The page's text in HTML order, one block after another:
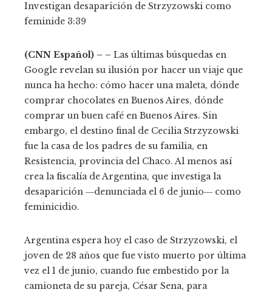
Investigan desaparición de Strzyzowski como
feminide 3:39
(CNN Español) – – Las últimas búsquedas en
Google revelan su ilusión por hacer un viaje que
nunca ha hecho: cómo hacer una maleta, dónde
comprar chocolates en Buenos Aires, dónde
comprar un buen café en Buenos Aires. Sin
embargo, el destino final de Cecilia Strzyzowski
fue la casa de los padres de su familia, en
Resistencia, provincia del Chaco. Al menos así
crea la fiscalía de Argentina, que investiga la
desaparición ―denunciada el 6 de junio― como
feminicidio.
Argentina espera hoy el caso de Strzyzowski, el
joven de 28 años que fue visto muerto por última
vez el 1 de junio, cuando fue embestido por la
camioneta de su pareja, César Sena, para